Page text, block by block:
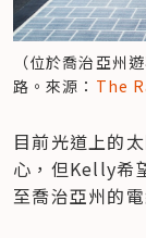
（位於喬治亞州
路。來源： The
目前光道上的
心，但Kelly希
至喬治亞州的電